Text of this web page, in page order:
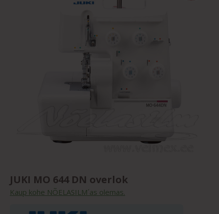
JUKI MO 644 DN overlok
Kaup kohe NÕELASILM´as olemas.